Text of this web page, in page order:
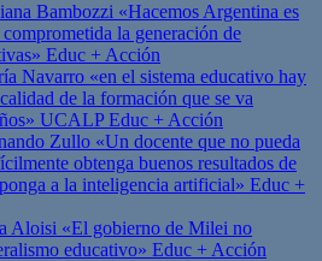
Bambozzi «Hacemos Argentina es
la generación de
Educ + Acción
Navarro «en el sistema educativo hay
de la formación que se va
UCALPEduc + Acción
Zullo «Un docente que no pueda
obtenga buenos resultados de
a la inteligencia artificial» Educ +
Aloisi «El gobierno de Milei no
educativo» Educ + Acción